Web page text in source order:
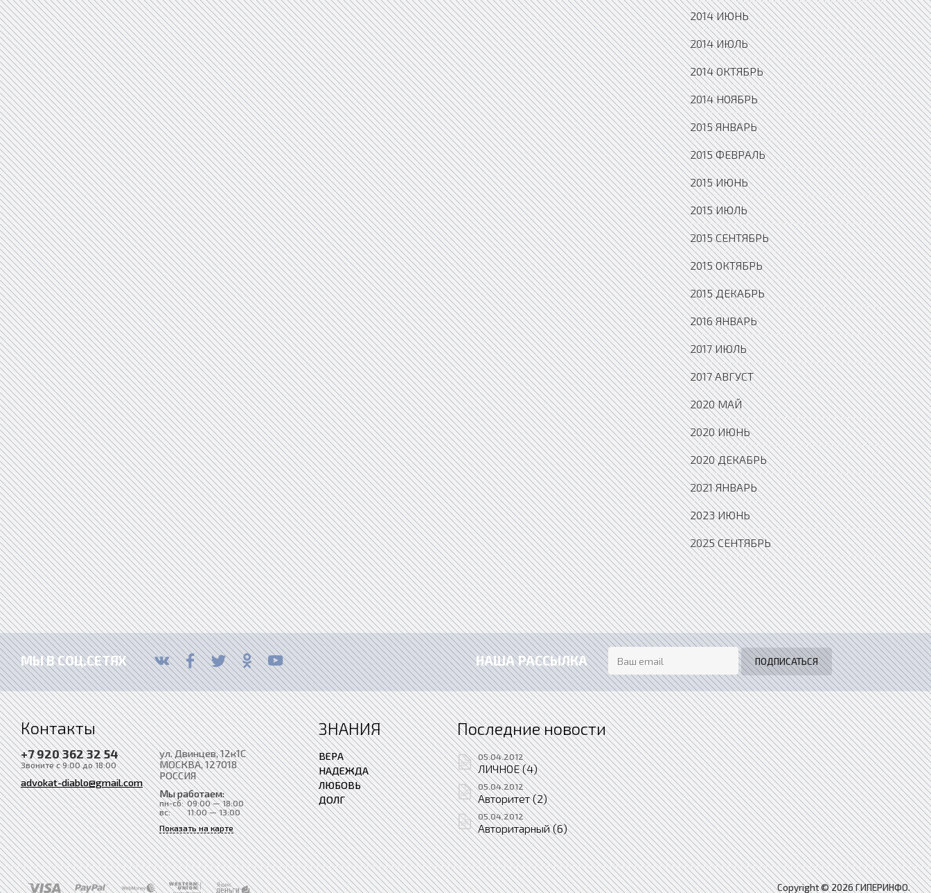
2014 ИЮНЬ
2014 ИЮЛЬ
2014 ОКТЯБРЬ
2014 НОЯБРЬ
2015 ЯНВАРЬ
2015 ФЕВРАЛЬ
2015 ИЮНЬ
2015 ИЮЛЬ
2015 СЕНТЯБРЬ
2015 ОКТЯБРЬ
2015 ДЕКАБРЬ
2016 ЯНВАРЬ
2017 ИЮЛЬ
2017 АВГУСТ
2020 МАЙ
2020 ИЮНЬ
2020 ДЕКАБРЬ
2021 ЯНВАРЬ
2023 ИЮНЬ
2025 СЕНТЯБРЬ
МЫ В СОЦ.СЕТЯХ НАША РАССЫЛКА
Контакты
+7 920 362 32 54
Звоните с 9:00 до 18:00
advokat-diablo@gmail.com
ул. Двинцев, 12к1С
МОСКВА, 127018
РОССИЯ
Мы работаем:
пн-сб: 09:00 — 18:00
вс:
11:00 — 13:00
Показать на карте
ЗНАНИЯ
ВЕРА
НАДЕЖДА
ЛЮБОВЬ
ДОЛГ
Последние новости
05.04.2012
ЛИЧНОЕ (4)
05.04.2012
Авторитет (2)
05.04.2012
Авторитарный (6)
Copyright © 2026 ГИПЕРИНФО.